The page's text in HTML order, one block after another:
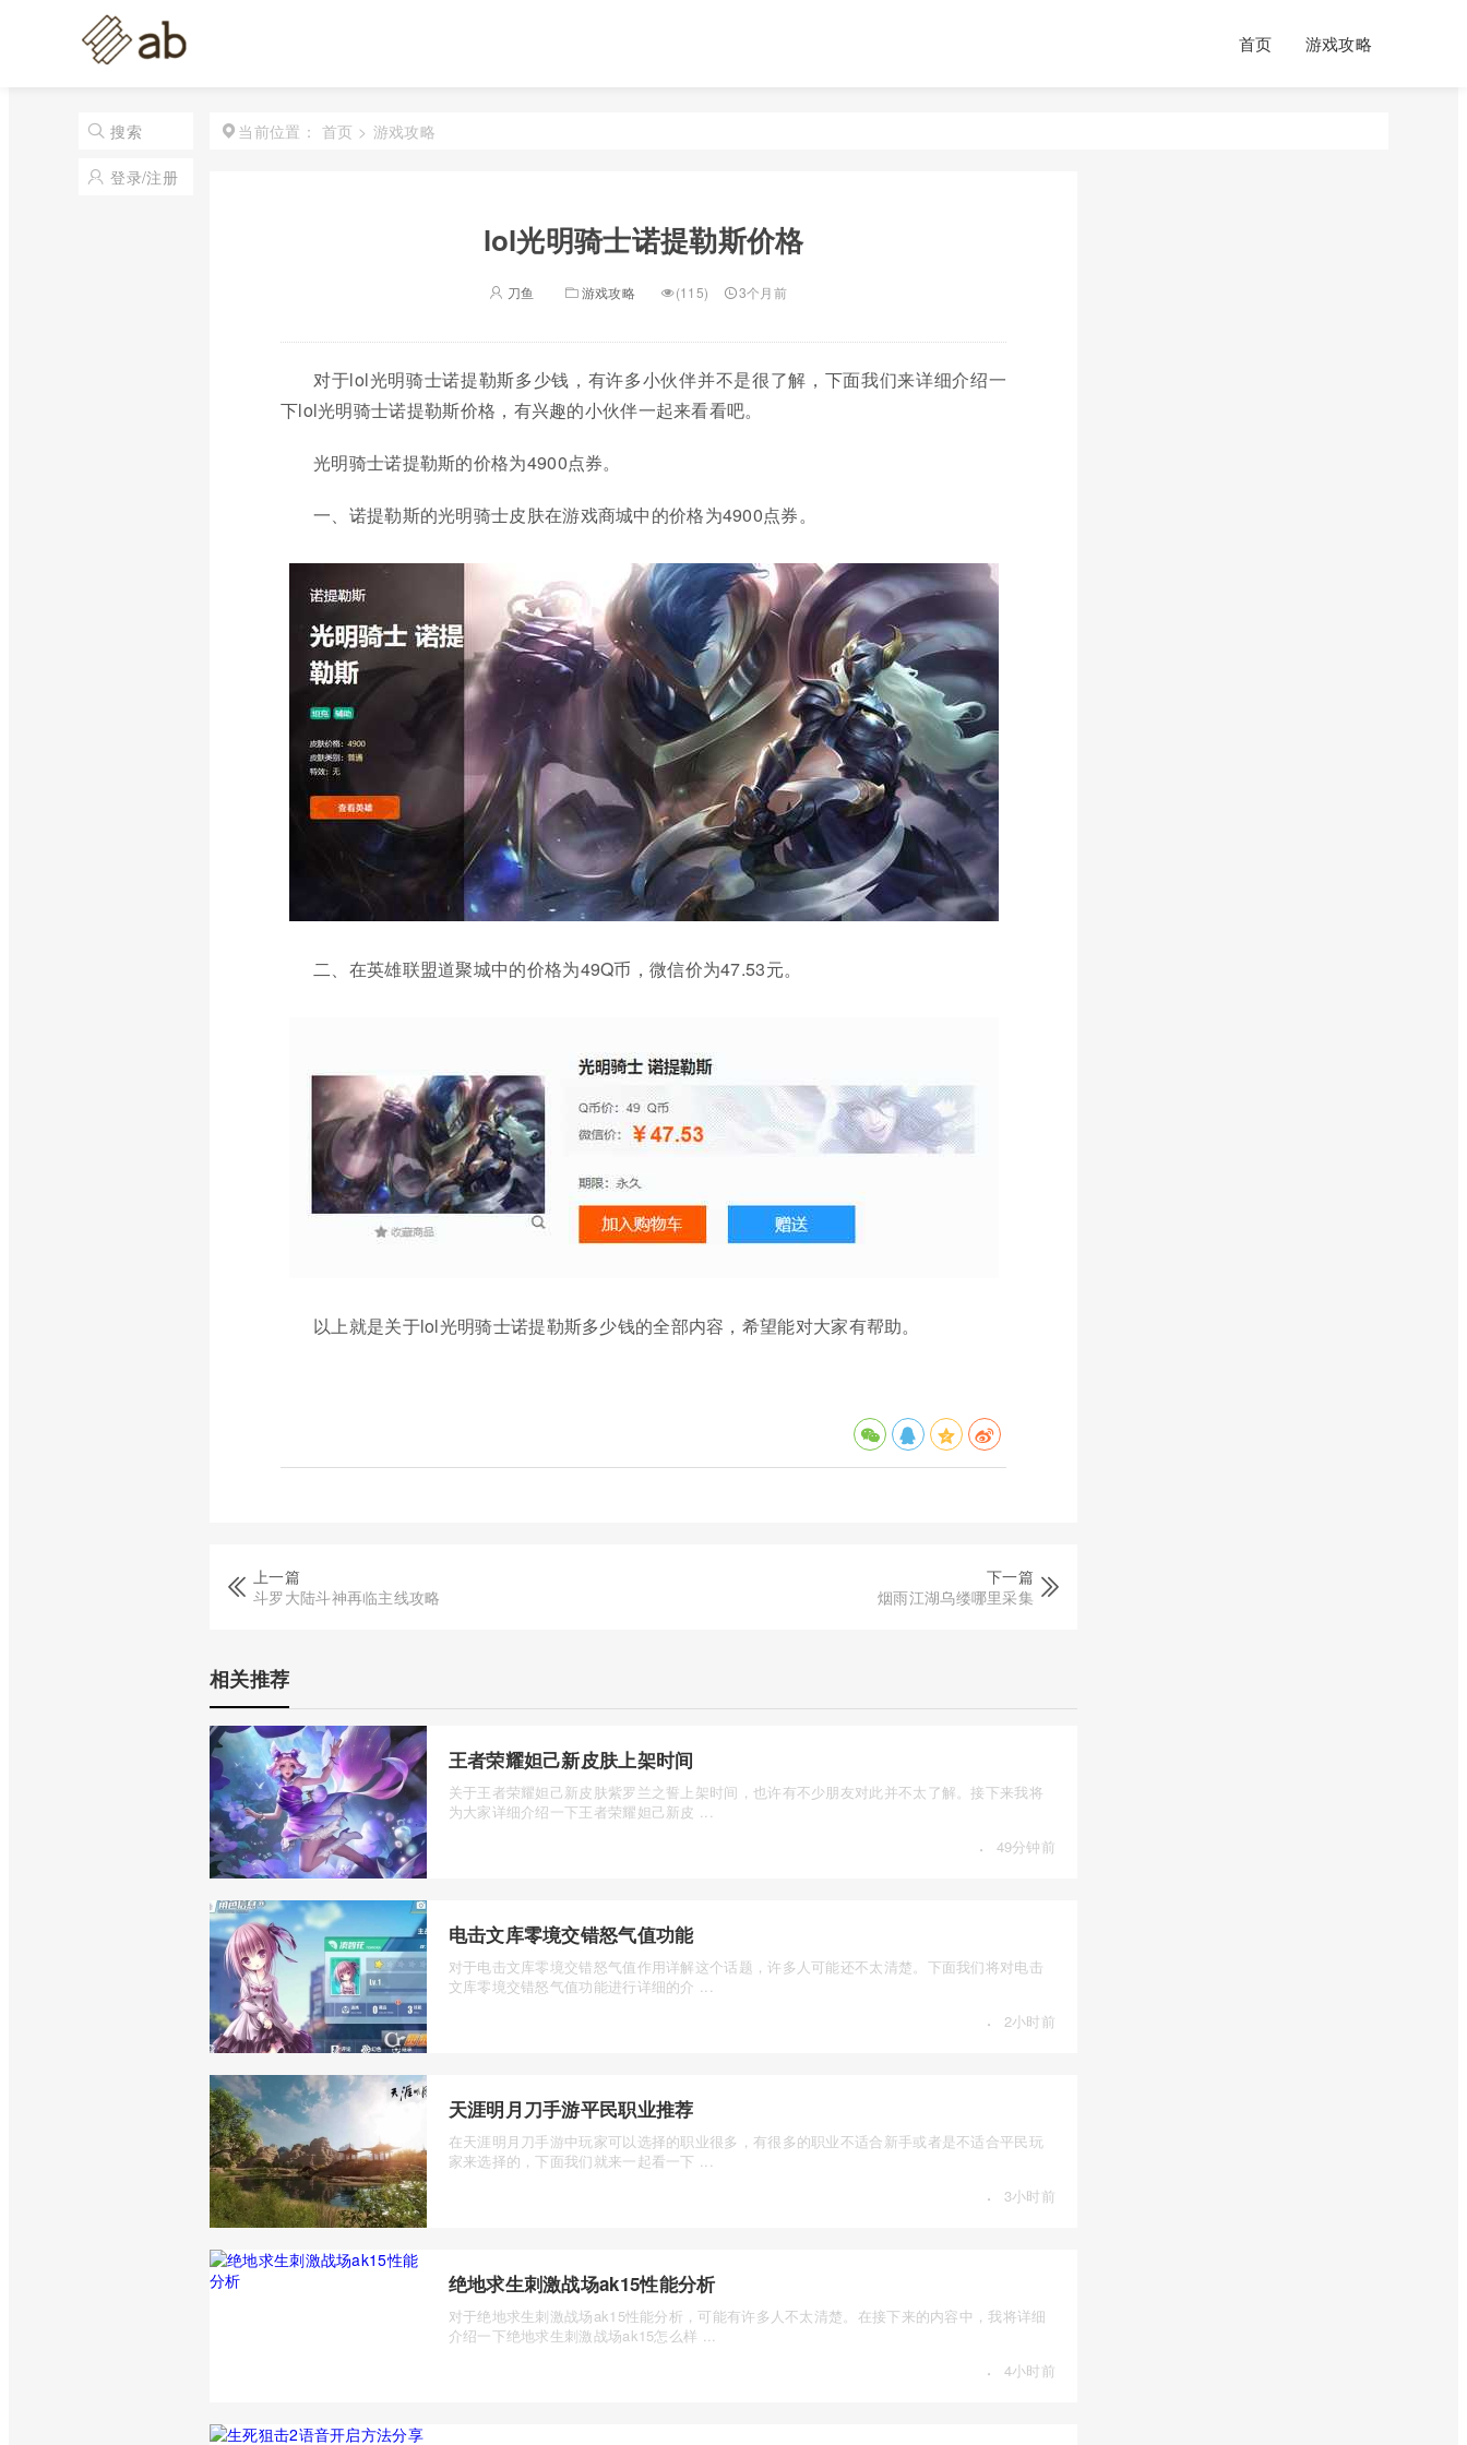
首页 游戏攻略
搜索
登录/注册
当前位置： 首页 > 游戏攻略
lol光明骑士诺提勒斯价格
刀鱼 游戏攻略 (115) 3个月前
对于lol光明骑士诺提勒斯多少钱，有许多小伙伴并不是很了解，下面我们来详细介绍一
下lol光明骑士诺提勒斯价格，有兴趣的小伙伴一起来看看吧。
光明骑士诺提勒斯的价格为4900点券。
一、诺提勒斯的光明骑士皮肤在游戏商城中的价格为4900点券。
二、在英雄联盟道聚城中的价格为49Q币，微信价为47.53元。
以上就是关于lol光明骑士诺提勒斯多少钱的全部内容，希望能对大家有帮助。
上一篇
斗罗大陆斗神再临主线攻略
下一篇
烟雨江湖乌缕哪里采集
相关推荐
王者荣耀妲己新皮肤上架时间
关于王者荣耀妲己新皮肤紫罗兰之誓上架时间，也许有不少朋友对此并不太了解。接下来我将
为大家详细介绍一下王者荣耀妲己新皮 ...
· 49分钟前
电击文库零境交错怒气值功能
对于电击文库零境交错怒气值作用详解这个话题，许多人可能还不太清楚。下面我们将对电击
文库零境交错怒气值功能进行详细的介 ...
· 2小时前
天涯明月刀手游平民职业推荐
在天涯明月刀手游中玩家可以选择的职业很多，有很多的职业不适合新手或者是不适合平民玩
家来选择的，下面我们就来一起看一下 ...
· 3小时前
绝地求生刺激战场ak15性能分析
对于绝地求生刺激战场ak15性能分析，可能有许多人不太清楚。在接下来的内容中，我将详细
介绍一下绝地求生刺激战场ak15怎么样 ...
· 4小时前